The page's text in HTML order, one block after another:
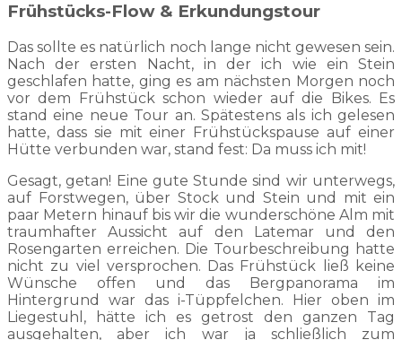
Frühstücks-Flow & Erkundungstour
Das sollte es natürlich noch lange nicht gewesen sein.
Nach der ersten Nacht, in der ich wie ein Stein
geschlafen hatte, ging es am nächsten Morgen noch
vor dem Frühstück schon wieder auf die Bikes. Es
stand eine neue Tour an. Spätestens als ich gelesen
hatte, dass sie mit einer Frühstückspause auf einer
Hütte verbunden war, stand fest: Da muss ich mit!
Gesagt, getan! Eine gute Stunde sind wir unterwegs,
auf Forstwegen, über Stock und Stein und mit ein
paar Metern hinauf bis wir die wunderschöne Alm mit
traumhafter Aussicht auf den Latemar und den
Rosengarten erreichen. Die Tourbeschreibung hatte
nicht zu viel versprochen. Das Frühstück ließ keine
Wünsche offen und das Bergpanorama im
Hintergrund war das i-Tüppfelchen. Hier oben im
Liegestuhl, hätte ich es getrost den ganzen Tag
ausgehalten, aber ich war ja schließlich zum